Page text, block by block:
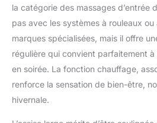
pour se
de tout
main
la catégorie des massages d’entrée
pas avec les systèmes à rouleaux
marques spécialisées, mais il offre
régulière qui convient parfaitement
en soirée. La fonction chauffage,
renforce la sensation de bien-être,
hivernale.